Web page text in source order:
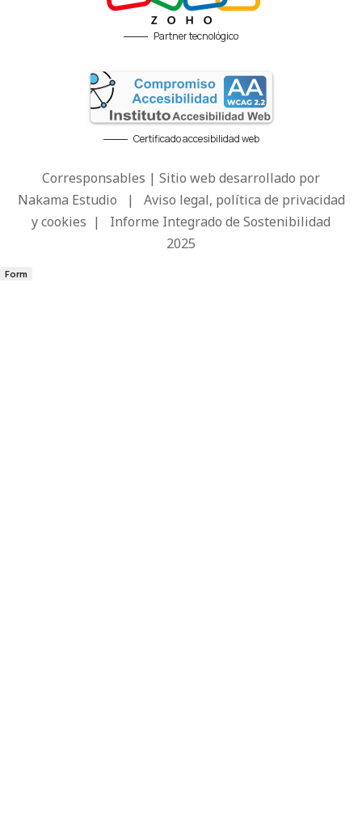
Partner tecnológico
Certificado accesibilidad web
Corresponsables | Sitio web desarrollado por
Nakama Estudio | Aviso legal, política de privacidad
y cookies | Informe Integrado de Sostenibilidad
2025
Form